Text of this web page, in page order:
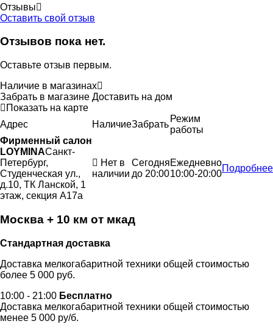
Отзывы
Оставить свой отзыв
Отзывов пока нет.
Оставьте отзыв первым.
Наличие в магазинах
Забрать в магазине Доставить на дом
Показать на карте
Адрес
НаличиеЗабрать
Режим
работы
Фирменный салон
LOYMINAСанкт-
Петербург,
Студенческая ул.,
д.10, ТК Ланской, 1
этаж, секция А17а
Нет в
наличии
Сегодня
до 20:00
Ежедневно
10:00-20:00
Подробнее
Москва + 10 км от мкад
Стандартная доставка
Доставка мелкогабаритной техники общей стоимостью
более 5 000 руб.
10:00 - 21:00 Бесплатно
Доставка мелкогабаритной техники общей стоимостью
менее 5 000 ру/б.